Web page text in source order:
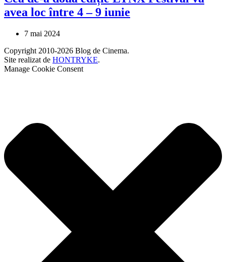
avea loc între 4 – 9 iunie
7 mai 2024
Copyright 2010-2026 Blog de Cinema.
Site realizat de HONTRYKE.
Manage Cookie Consent